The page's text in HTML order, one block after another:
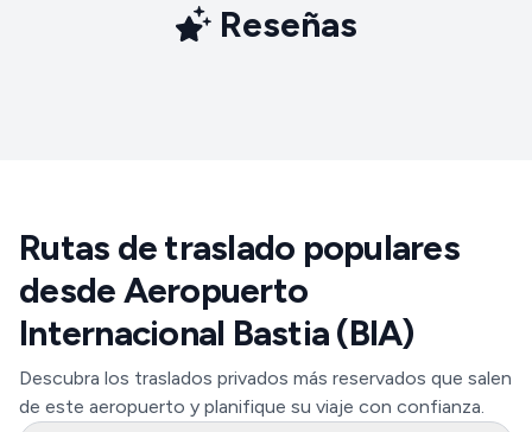
Reseñas
Rutas de traslado populares
desde Aeropuerto
Internacional Bastia (BIA)
Descubra los traslados privados más reservados que salen
de este aeropuerto y planifique su viaje con confianza.